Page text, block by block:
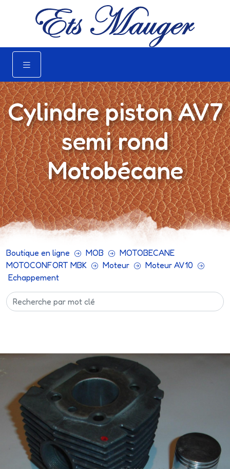
Cylindre piston AV7
semi rond
Motobécane
Boutique en ligne MOB
MOTOBECANE
MOTOCONFORT MBK
Moteur
Moteur AV10
Echappement